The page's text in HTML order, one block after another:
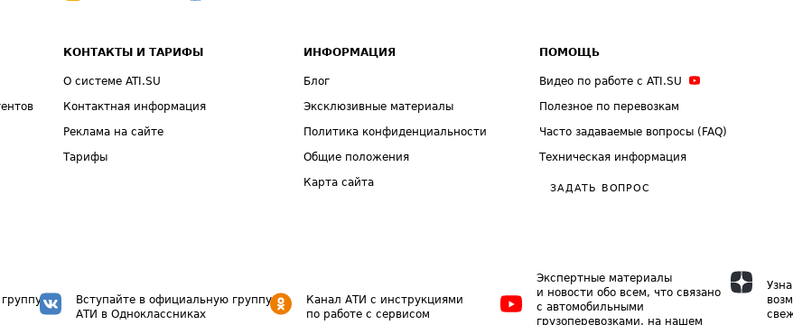
КОНТАКТЫ И ТАРИФЫ
О системе ATI.SU
Контактная информация
Реклама на сайте
Тарифы
ИНФОРМАЦИЯ
Блог
Эксклюзивные материалы
Политика конфиденциальности
Общие положения
Карта сайта
ПОМОЩЬ
Видео по работе с ATI.SU
Полезное по перевозкам
Часто задаваемые вопросы (FAQ)
Техническая информация
ЗАДАТЬ ВОПРОС
Вступайте в официальную группу
АТИ в Одноклассниках
Канал АТИ с инструкциями
по работе с сервисом
Экспертные материалы
и новости обо всем, что связано
с автомобильными
грузоперевозками, на нашем